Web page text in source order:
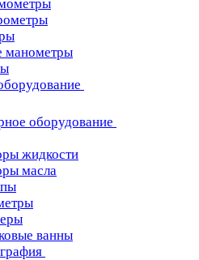
манометры
оборудование
жидкости
масла
ванны